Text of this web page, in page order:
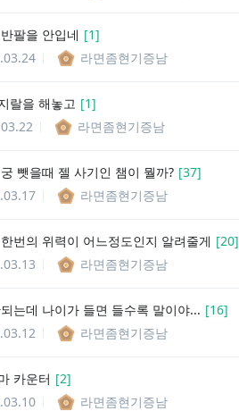
팔을 안입네 [1]
라면좀현기증남
랄을 해놓고 [1]
라면좀현기증남
뺏을때 젤 사기인 챔이 뭘까? [37]
라면좀현기증남
번의 위력이 어느정도인지 알려줄게 [20]
라면좀현기증남
는데 나이가 들면 들수록 말이야... [16]
라면좀현기증남
카운터 [2]
라면좀현기증남